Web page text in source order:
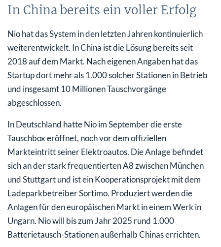
In China bereits ein voller Erfolg
Nio hat das System in den letzten Jahren kontinuierlich
weiterentwickelt. In China ist die Lösung bereits seit
2018 auf dem Markt. Nach eigenen Angaben hat das
Startup dort mehr als 1.000 solcher Stationen in Betrieb
und insgesamt 10 Millionen Tauschvorgänge
abgeschlossen.
In Deutschland hatte Nio im September die erste
Tauschbox eröffnet, noch vor dem offiziellen
Markteintritt seiner Elektroautos. Die Anlage befindet
sich an der stark frequentierten A8 zwischen München
und Stuttgart und ist ein Kooperationsprojekt mit dem
Ladeparkbetreiber Sortimo. Produziert werden die
Anlagen für den europäischen Markt in einem Werk in
Ungarn. Nio will bis zum Jahr 2025 rund 1.000
Batterietausch-Stationen außerhalb Chinas errichten.